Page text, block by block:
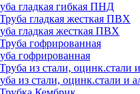
гладкая гибкая ПНД
гладкая жесткая ПВХ
гофрированная
из стали, оцинк.стали и